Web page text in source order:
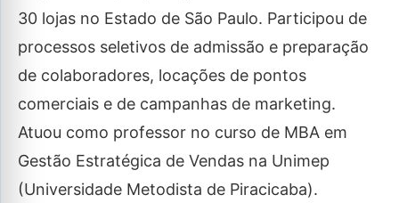
30 lojas no Estado de São Paulo. Participou de
processos seletivos de admissão e preparação
de colaboradores, locações de pontos
comerciais e de campanhas de marketing.
Atuou como professor no curso de MBA em
Gestão Estratégica de Vendas na Unimep
(Universidade Metodista de Piracicaba).